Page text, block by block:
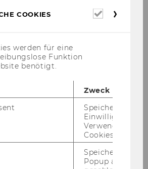
bis Tür­kisch - für jeden
COOKIES
werden für eine
Funktion
benötigt.
Zweck
Speichert Ihre
Einwilligung zur
Verwendung von
Cookies.
Speichert ob ein
Popup